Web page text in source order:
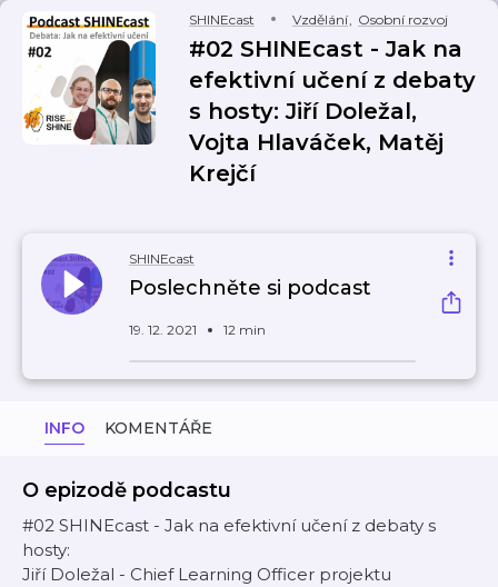
SHINEcast Vzdělání, Osobní rozvoj
#02 SHINEcast - Jak na
efektivní učení z debaty
s hosty: Jiří Doležal,
Vojta Hlaváček, Matěj
Krejčí
SHINEcast
Poslechněte si podcast
19. 12. 2021 12 min
INFO KOMENTÁŘE
O epizodě podcastu
#02 SHINEcast - Jak na efektivní učení z debaty s
hosty:
Jiří Doležal - Chief Learning Officer projektu